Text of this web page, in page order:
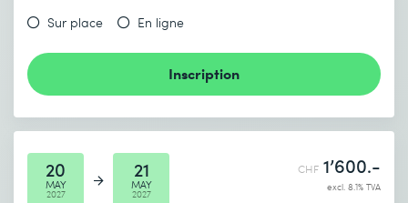
Sur place En ligne
Inscription
20
MAY
2027
21
MAY
2027
CHF 1’600.-
excl. 8.1% TVA